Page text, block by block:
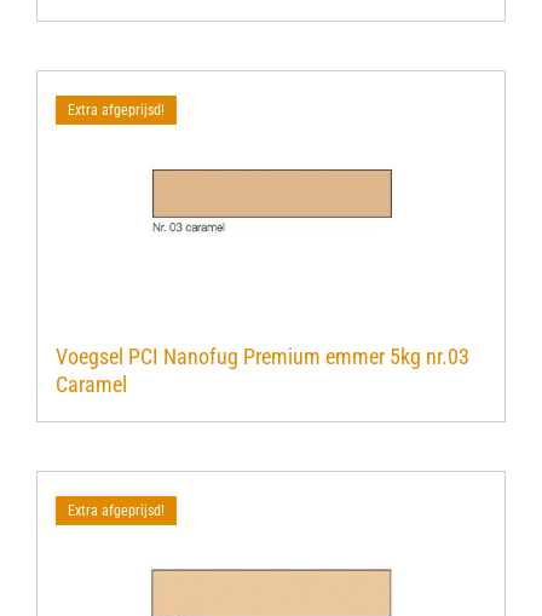
Extra afgeprijsd!
Voegsel PCI Nanofug Premium emmer 5kg nr.03
Caramel
Extra afgeprijsd!